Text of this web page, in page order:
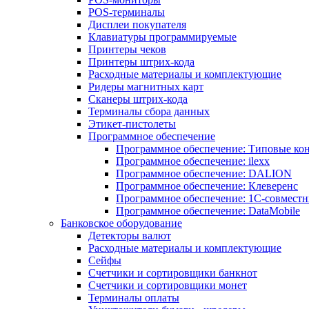
POS-терминалы
Дисплеи покупателя
Клавиатуры программируемые
Принтеры чеков
Принтеры штрих-кода
Расходные материалы и комплектующие
Ридеры магнитных карт
Сканеры штрих-кода
Терминалы сбора данных
Этикет-пистолеты
Программное обеспечение
Программное обеспечение: Типовые
Программное обеспечение: ilexx
Программное обеспечение: DALION
Программное обеспечение: Клеверенс
Программное обеспечение: 1С-
Программное обеспечение: DataMobile
Банковское оборудование
Детекторы валют
Расходные материалы и комплектующие
Сейфы
Счетчики и сортировщики банкнот
Счетчики и сортировщики монет
Терминалы оплаты